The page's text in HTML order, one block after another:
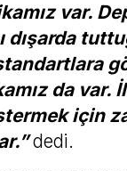
var.
dışarda
da var.
için
dedi.